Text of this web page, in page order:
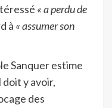
« a perdu de
à « assumer son
Sanquer estime
y avoir,
des